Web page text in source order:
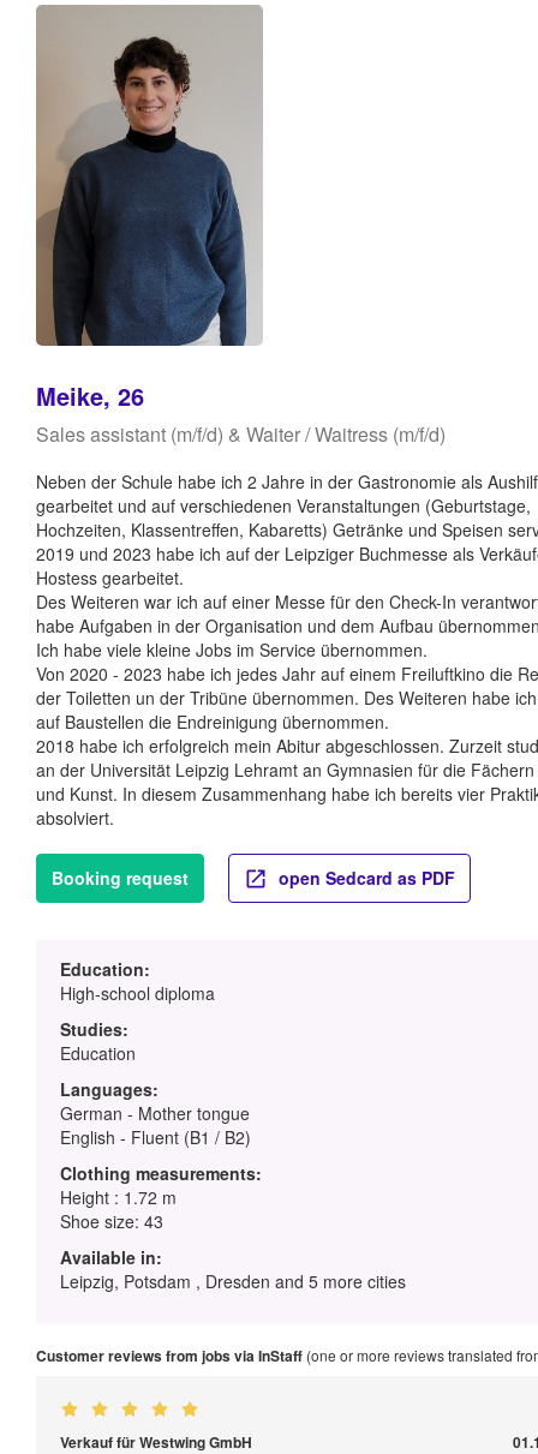
Meike, 26
Sales assistant (m/f/d) & Waiter / Waitress (m/f/d)
Neben der Schule habe ich 2 Jahre in der Gastronomie als
gearbeitet und auf verschiedenen Veranstaltungen (Geburtstage,
Hochzeiten, Klassentreffen, Kabaretts) Getränke und Speisen
2019 und 2023 habe ich auf der Leipziger Buchmesse als
Hostess gearbeitet.
Des Weiteren war ich auf einer Messe für den Check-In
habe Aufgaben in der Organisation und dem Aufbau
Ich habe viele kleine Jobs im Service übernommen.
Von 2020 - 2023 habe ich jedes Jahr auf einem Freiluftkino die
der Toiletten un der Tribüne übernommen. Des Weiteren habe
auf Baustellen die Endreinigung übernommen.
2018 habe ich erfolgreich mein Abitur abgeschlossen. Zurzeit
an der Universität Leipzig Lehramt an Gymnasien für die
und Kunst. In diesem Zusammenhang habe ich bereits vier
absolviert.
Booking request open Sedcard as PDF
Education:
High-school diploma
Studies:
Education
Languages:
German - Mother tongue
English - Fluent (B1 / B2)
Clothing measurements:
Height : 1.72 m
Shoe size: 43
Available in:
Leipzig, Potsdam , Dresden and 5 more cities
Customer reviews from jobs via InStaff (one or more reviews translated
Verkauf für Westwing GmbH